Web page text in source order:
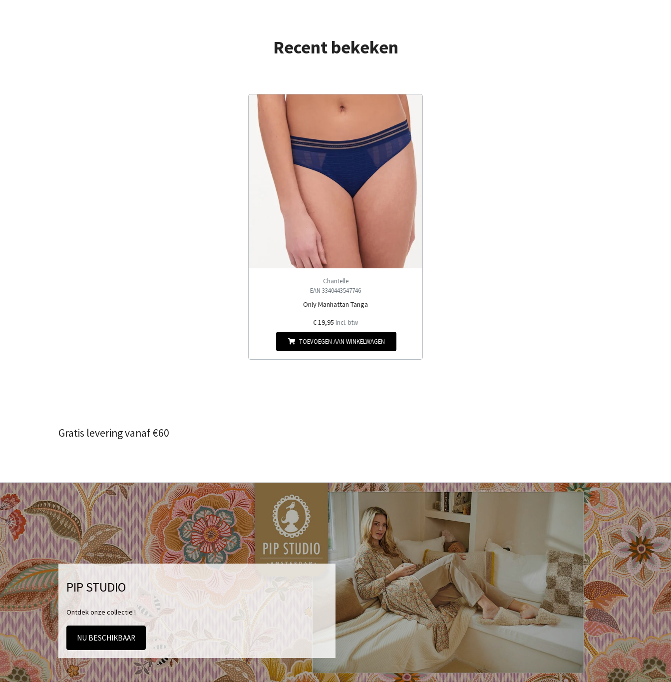
Recent bekeken
Chantelle
EAN 3340443547746
Only Manhattan Tanga
€ 19,95 Incl. btw
TOEVOEGEN AAN WINKELWAGEN
Gratis levering vanaf €60
PIP STUDIO
Ontdek onze collectie !
NU BESCHIKBAAR